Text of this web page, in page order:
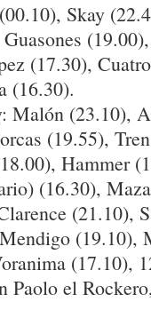
Skay
(17.30),
(16.30).
Malón (23.10),
(19.55),
Hammer
(16.30),
(21.10),
(19.10),
(17.10),
Paolo el